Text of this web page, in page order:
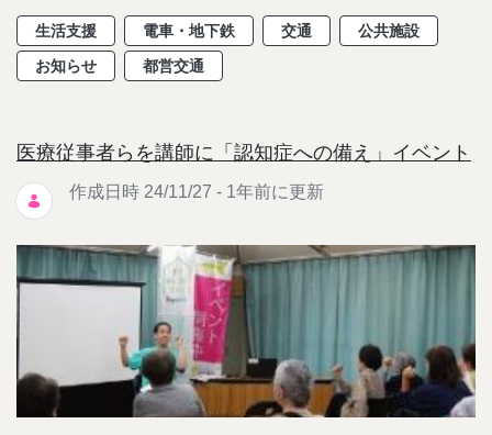
生活支援 電車・地下鉄 交通
公共施設
お知らせ
都営交通
医療従事者らを講師に「認知症への備え」イベント
作成日時 24/11/27 - 1年前に更新